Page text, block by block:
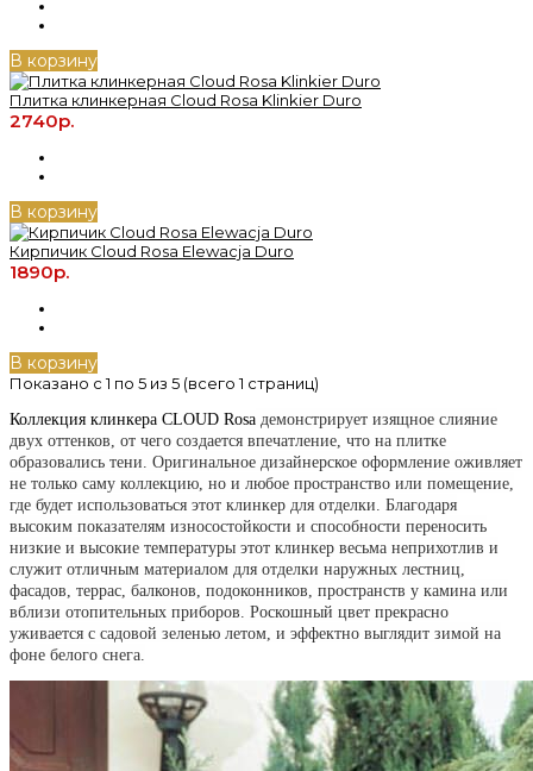
В корзину
Плитка клинкерная Cloud Rosa Klinkier Duro
2740р.
В корзину
Кирпичик Cloud Rosa Elewacja Duro
1890р.
В корзину
Показано с 1 по 5 из 5 (всего 1 страниц)
Коллекция клинкера CLOUD Rosa демонстрирует изящное слияние
двух оттенков, от чего создается впечатление, что на плитке
образовались тени. Оригинальное дизайнерское оформление оживляет
не только саму коллекцию, но и любое пространство или помещение,
где будет использоваться этот клинкер для отделки. Благодаря
высоким показателям износостойкости и способности переносить
низкие и высокие температуры этот клинкер весьма неприхотлив и
служит отличным материалом для отделки наружных лестниц,
фасадов, террас, балконов, подоконников, пространств у камина или
вблизи отопительных приборов. Роскошный цвет прекрасно
уживается с садовой зеленью летом, и эффектно выглядит зимой на
фоне белого снега.